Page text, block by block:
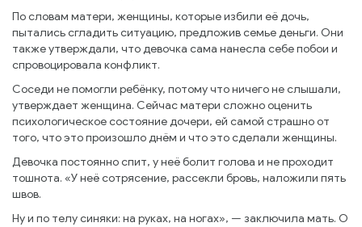
По словам матери, женщины, которые избили её дочь,
пытались сгладить ситуацию, предложив семье деньги. Они
также утверждали, что девочка сама нанесла себе побои и
спровоцировала конфликт.
Соседи не помогли ребёнку, потому что ничего не слышали,
утверждает женщина. Сейчас матери сложно оценить
психологическое состояние дочери, ей самой страшно от
того, что это произошло днём и что это сделали женщины.
Девочка постоянно спит, у неё болит голова и не проходит
тошнота. «У неё сотрясение, рассекли бровь, наложили пять
швов.
Ну и по телу синяки: на руках, на ногах», — заключила мать. О